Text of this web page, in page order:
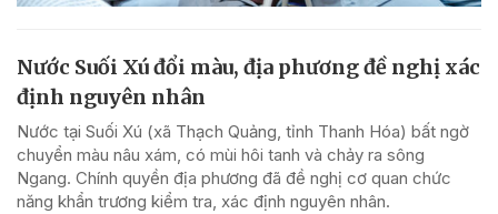
Nước Suối Xú đổi màu, địa phương đề nghị xác
định nguyên nhân
Nước tại Suối Xú (xã Thạch Quảng, tỉnh Thanh Hóa) bất ngờ
chuyển màu nâu xám, có mùi hôi tanh và chảy ra sông
Ngang. Chính quyền địa phương đã đề nghị cơ quan chức
năng khẩn trương kiểm tra, xác định nguyên nhân.